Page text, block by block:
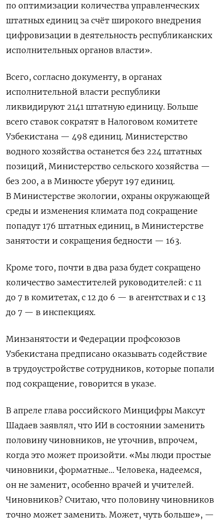
по оптимизации количества управленческих
штатных единиц за счёт широкого внедрения
цифровизации в деятельность республиканских
исполнительных органов власти».
Всего, согласно документу, в органах
исполнительной власти республики
ликвидируют 2141 штатную единицу. Больше
всего ставок сократят в Налоговом комитете
Узбекистана — 498 единиц. Министерство
водного хозяйства останется без 224 штатных
позиций, Министерство сельского хозяйства —
без 200, а в Минюсте уберут 197 единиц.
В Министерстве экологии, охраны окружающей
среды и изменения климата под сокращение
попадут 176 штатных единиц, в Министерстве
занятости и сокращения бедности — 163.
Кроме того, почти в два раза будет сокращено
количество заместителей руководителей: с 11
до 7 в комитетах, с 12 до 6 — в агентствах и с 13
до 7 — в инспекциях.
Минзанятости и Федерации профсоюзов
Узбекистана предписано оказывать содействие
в трудоустройстве сотрудников, которые попали
под сокращение, говорится в указе.
В апреле глава российского Минцифры Максут
Шадаев заявлял, что ИИ в состоянии заменить
половину чиновников, не уточнив, впрочем,
когда это может произойти. «Мы люди простые
чиновники, форматные… Человека, надеемся,
он не заменит, особенно врачей и учителей.
Чиновников? Считаю, что половину чиновников
точно может заменить. Может, чуть больше», —